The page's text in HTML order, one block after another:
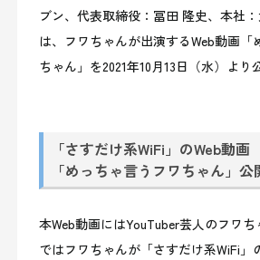
ブン、代表取締役：冨田 隆史、本社：
は、フワちゃんが出演するWeb動画「
ちゃん」を2021年10月13日（水）より
「さすだけ系WiFi」のWeb動画
「めっちゃ言うフワちゃん」
本Web動画にはYouTuber芸人のフワ
ではフワちゃんが「さすだけ系WiFi」